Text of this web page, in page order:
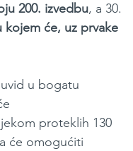
200. izvedbu, a 30.
kojem će, uz prvake
u bogatu
proteklih 130
će omogućiti